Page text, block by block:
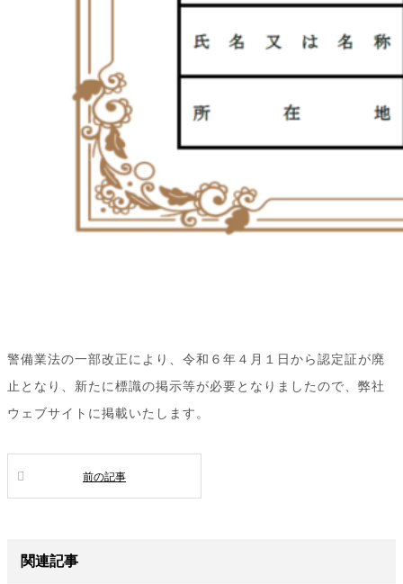
警備業法の一部改正により、令和６年４月１日から認定証が廃
止となり、新たに標識の掲示等が必要となりましたので、弊社
ウェブサイトに掲載いたします。
前の記事
関連記事